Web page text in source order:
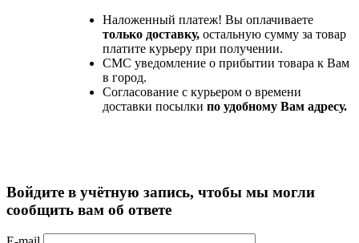
Наложенный платеж! Вы оплачиваете
только доставку, остальную сумму за товар
платите курьеру при получении.
СМС уведомление о прибытии товара к Вам
в город.
Согласование с курьером о времени
доставки посылки по удобному Вам адресу.
Войдите в учётную запись, чтобы мы могли
сообщить вам об ответе